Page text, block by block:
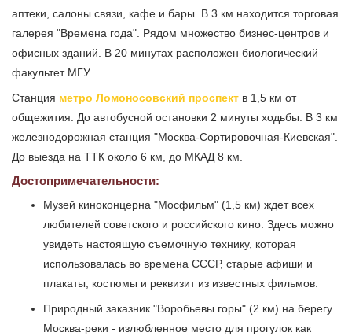
аптеки, салоны связи, кафе и бары. В 3 км находится торговая
галерея "Времена года". Рядом множество бизнес-центров и
офисных зданий. В 20 минутах расположен биологический
факультет МГУ.
Станция метро Ломоносовский проспект в 1,5 км от
общежития. До автобусной остановки 2 минуты ходьбы. В 3 км
железнодорожная станция "Москва-Сортировочная-Киевская".
До выезда на ТТК около 6 км, до МКАД 8 км.
Достопримечательности:
Музей киноконцерна "Мосфильм" (1,5 км) ждет всех
любителей советского и российского кино. Здесь можно
увидеть настоящую съемочную технику, которая
использовалась во времена СССР, старые афиши и
плакаты, костюмы и реквизит из известных фильмов.
Природный заказник "Воробьевы горы" (2 км) на берегу
Москва-реки - излюбленное место для прогулок как